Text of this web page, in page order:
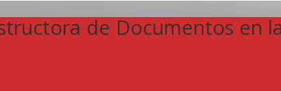
de Documentos en